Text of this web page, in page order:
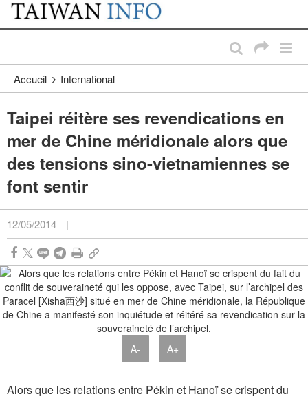
Passer au contenu principal
:::
Accueil International
Taipei réitère ses revendications en
mer de Chine méridionale alors que
des tensions sino-vietnamiennes se
font sentir
12/05/2014 |
A- A+
Alors que les relations entre Pékin et Hanoï se crispent du